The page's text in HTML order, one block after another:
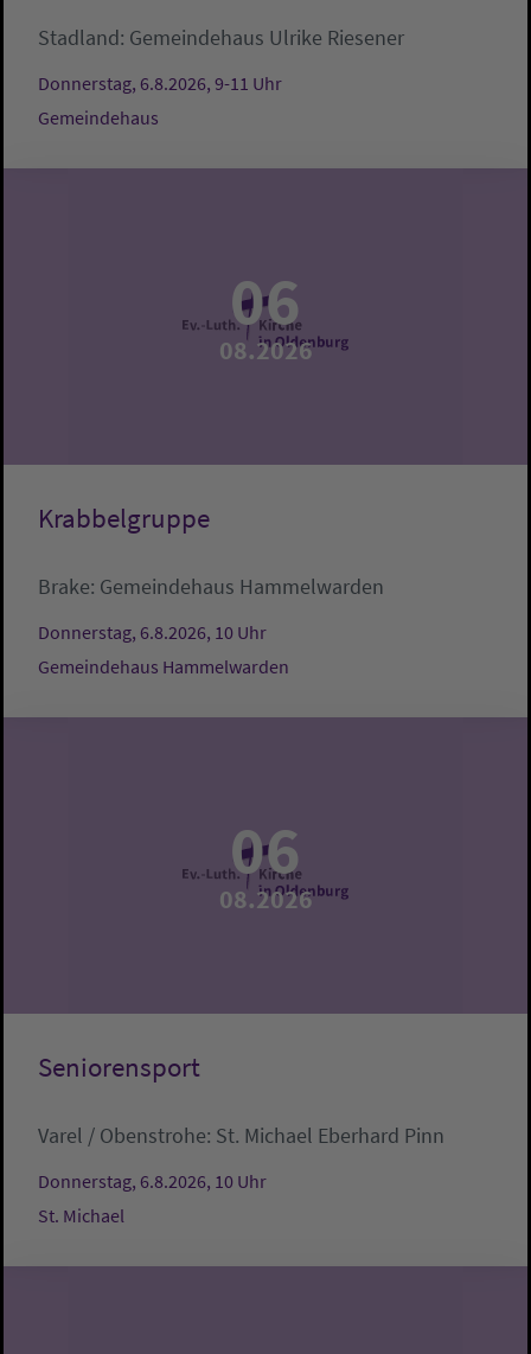
Stadland: Gemeindehaus Ulrike Riesener
Donnerstag, 6.8.2026, 9-11 Uhr
Gemeindehaus
06
08.2026
Krabbelgruppe
Brake: Gemeindehaus Hammelwarden
Donnerstag, 6.8.2026, 10 Uhr
Gemeindehaus Hammelwarden
06
08.2026
Seniorensport
Varel / Obenstrohe: St. Michael Eberhard Pinn
Donnerstag, 6.8.2026, 10 Uhr
St. Michael